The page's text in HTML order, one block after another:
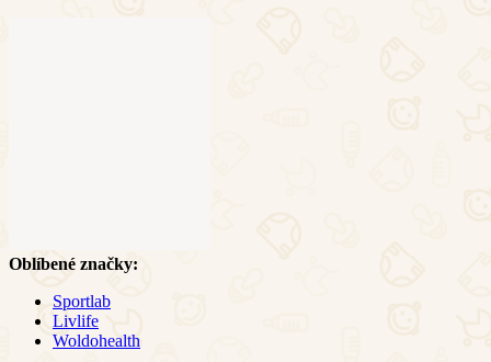
Oblíbené značky:
Sportlab
Livlife
Woldohealth